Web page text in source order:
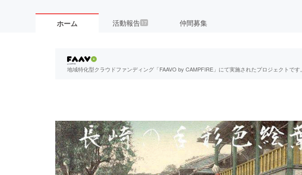
ホーム 活動報告 17 仲間募集
地域特化型クラウドファンディング「FAAVO by CAMPFIRE」にて実施されたプロジェクトです。